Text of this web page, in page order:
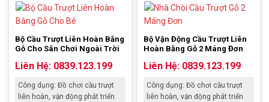
Bộ Cầu Trượt Liên Hoàn Bằng
Gỗ Cho Sân Chơi Ngoài Trời
Liên Hệ: 0839.123.199
Công dụng: Đồ chơi cầu trượt
liên hoàn, vận động phát triển
Bộ Vận Động Cầu Trượt Liên
Hoàn Bằng Gỗ 2 Máng Đơn
Liên Hệ: 0839.123.199
Công dụng: Đồ chơi cầu trượt
liên hoàn, vận động phát triển